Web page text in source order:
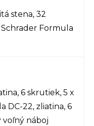
stena, 32
Formula
6 skrutiek, 5 x
DC-22, zliatina, 6
voľný náboj